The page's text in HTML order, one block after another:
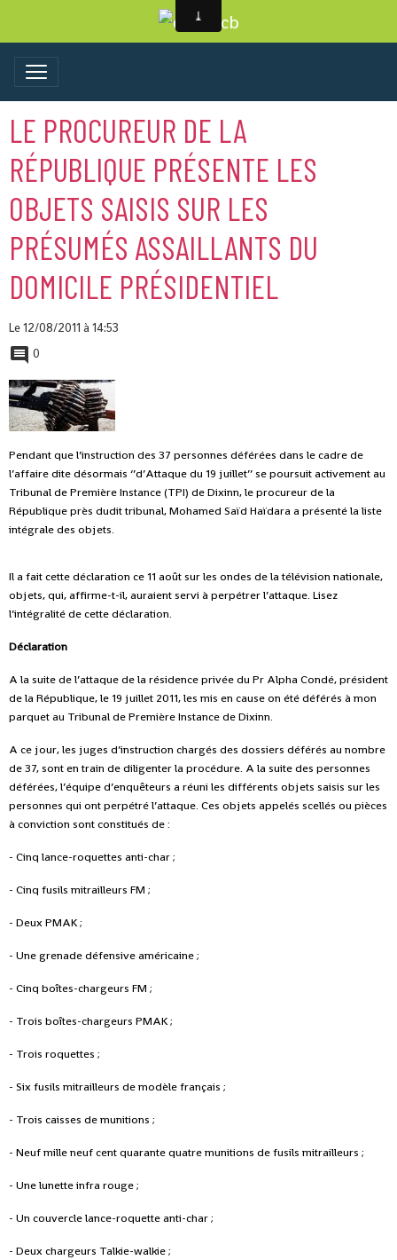
LE PROCUREUR DE LA
RÉPUBLIQUE PRÉSENTE LES
OBJETS SAISIS SUR LES
PRÉSUMÉS ASSAILLANTS DU
DOMICILE PRÉSIDENTIEL
Le 12/08/2011 à 14:53
0
Pendant que l’instruction des 37 personnes déférées dans le cadre de
l’affaire dite désormais ‘’d’Attaque du 19 juillet’’ se poursuit activement au
Tribunal de Première Instance (TPI) de Dixinn, le procureur de la
République près dudit tribunal, Mohamed Saïd Haïdara a présenté la liste
intégrale des objets.
Il a fait cette déclaration ce 11 août sur les ondes de la télévision nationale,
objets, qui, affirme-t-il, auraient servi à perpétrer l’attaque. Lisez
l’intégralité de cette déclaration.
Déclaration
A la suite de l’attaque de la résidence privée du Pr Alpha Condé, président
de la République, le 19 juillet 2011, les mis en cause on été déférés à mon
parquet au Tribunal de Première Instance de Dixinn.
A ce jour, les juges d’instruction chargés des dossiers déférés au nombre
de 37, sont en train de diligenter la procédure. A la suite des personnes
déférées, l’équipe d’enquêteurs a réuni les différents objets saisis sur les
personnes qui ont perpétré l’attaque. Ces objets appelés scellés ou pièces
à conviction sont constitués de :
- Cinq lance-roquettes anti-char ;
- Cinq fusils mitrailleurs FM ;
- Deux PMAK ;
- Une grenade défensive américaine ;
- Cinq boîtes-chargeurs FM ;
- Trois boîtes-chargeurs PMAK ;
- Trois roquettes ;
- Six fusils mitrailleurs de modèle français ;
- Trois caisses de munitions ;
- Neuf mille neuf cent quarante quatre munitions de fusils mitrailleurs ;
- Une lunette infra rouge ;
- Un couvercle lance-roquette anti-char ;
- Deux chargeurs Talkie-walkie ;